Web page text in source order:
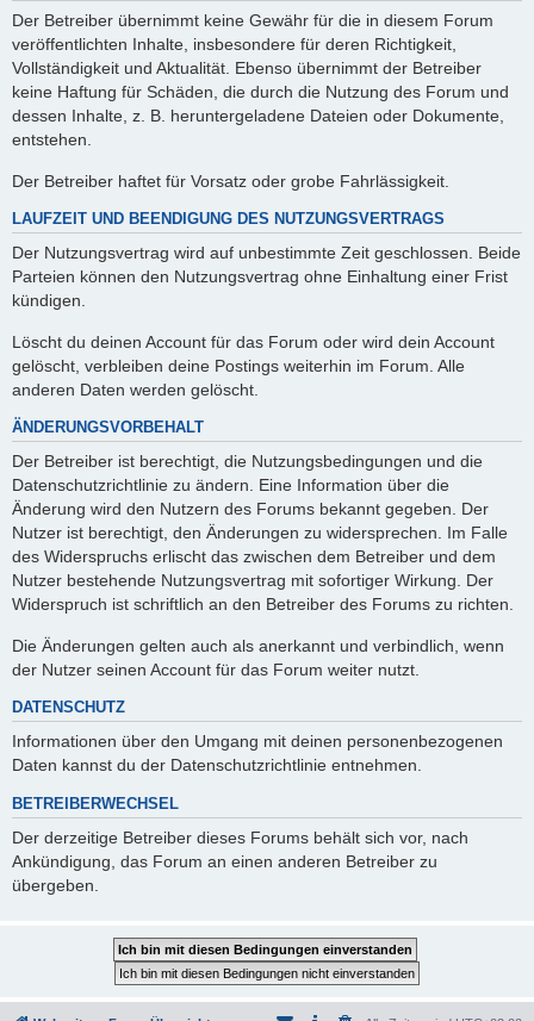
Der Betreiber übernimmt keine Gewähr für die in diesem Forum
veröffentlichten Inhalte, insbesondere für deren Richtigkeit,
Vollständigkeit und Aktualität. Ebenso übernimmt der Betreiber
keine Haftung für Schäden, die durch die Nutzung des Forum und
dessen Inhalte, z. B. heruntergeladene Dateien oder Dokumente,
entstehen.
Der Betreiber haftet für Vorsatz oder grobe Fahrlässigkeit.
LAUFZEIT UND BEENDIGUNG DES NUTZUNGSVERTRAGS
Der Nutzungsvertrag wird auf unbestimmte Zeit geschlossen. Beide
Parteien können den Nutzungsvertrag ohne Einhaltung einer Frist
kündigen.
Löscht du deinen Account für das Forum oder wird dein Account
gelöscht, verbleiben deine Postings weiterhin im Forum. Alle
anderen Daten werden gelöscht.
ÄNDERUNGSVORBEHALT
Der Betreiber ist berechtigt, die Nutzungsbedingungen und die
Datenschutzrichtlinie zu ändern. Eine Information über die
Änderung wird den Nutzern des Forums bekannt gegeben. Der
Nutzer ist berechtigt, den Änderungen zu widersprechen. Im Falle
des Widerspruchs erlischt das zwischen dem Betreiber und dem
Nutzer bestehende Nutzungsvertrag mit sofortiger Wirkung. Der
Widerspruch ist schriftlich an den Betreiber des Forums zu richten.
Die Änderungen gelten auch als anerkannt und verbindlich, wenn
der Nutzer seinen Account für das Forum weiter nutzt.
DATENSCHUTZ
Informationen über den Umgang mit deinen personenbezogenen
Daten kannst du der Datenschutzrichtlinie entnehmen.
BETREIBERWECHSEL
Der derzeitige Betreiber dieses Forums behält sich vor, nach
Ankündigung, das Forum an einen anderen Betreiber zu
übergeben.